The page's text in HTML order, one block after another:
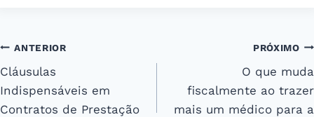
Navegação
de
Post
ANTERIOR
Cláusulas
Indispensáveis em
Contratos de Prestação
PRÓXIMO
O que muda
fiscalmente ao trazer
mais um médico para a